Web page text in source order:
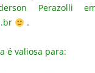
Perazolli
.
é valiosa para: